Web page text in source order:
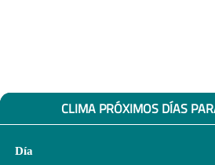
CLIMA PRÓXIMOS DÍAS
Día